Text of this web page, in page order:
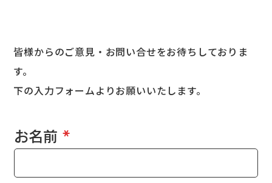
皆様からのご意見・お問い合せをお待ちしておりま
す。
下の入力フォームよりお願いいたします。
お名前